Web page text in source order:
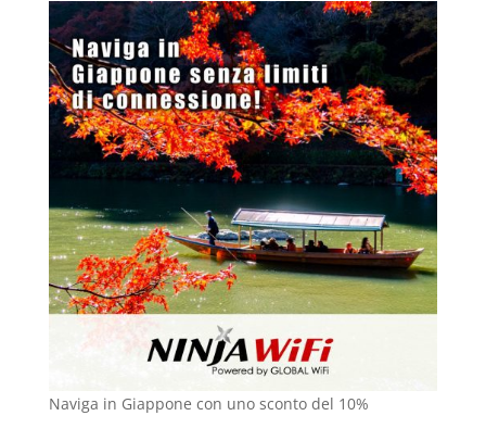
Naviga in Giappone con uno sconto del 10%